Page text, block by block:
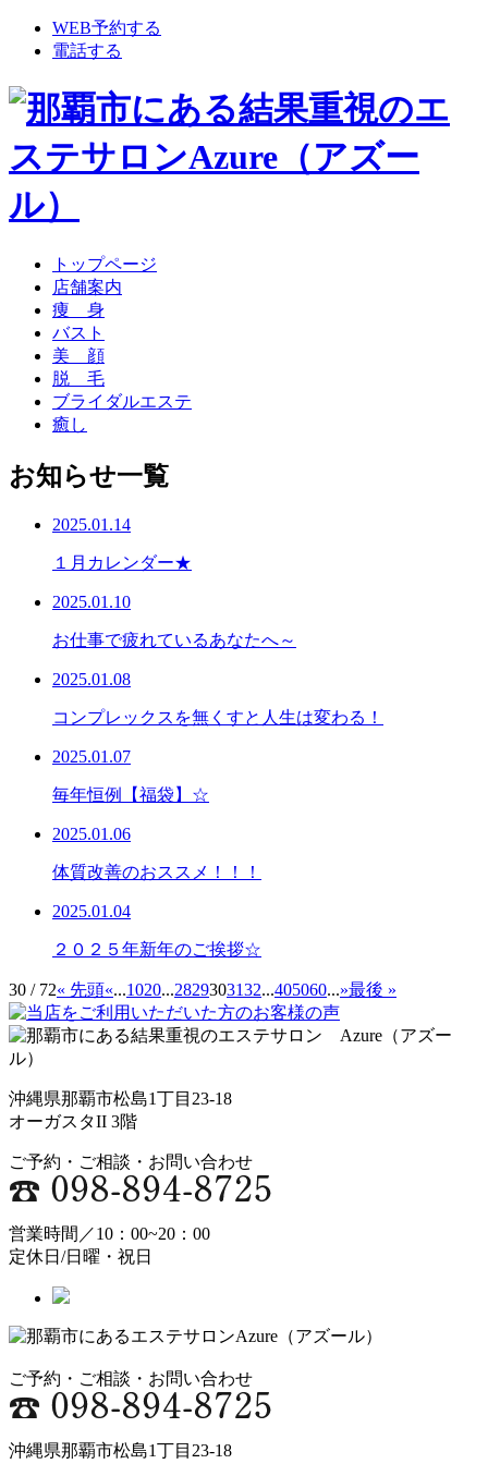
WEB予約する
電話する
トップページ
店舗案内
痩 身
バスト
美 顔
脱 毛
ブライダルエステ
癒し
お知らせ一覧
2025.01.14
１月カレンダー★
2025.01.10
お仕事で疲れているあなたへ～
2025.01.08
コンプレックスを無くすと人生は変わる！
2025.01.07
毎年恒例【福袋】☆
2025.01.06
体質改善のおススメ！！！
2025.01.04
２０２５年新年のご挨拶☆
30 / 72« 先頭«...1020...2829303132...405060...»最後 »
沖縄県那覇市松島1丁目23-18
オーガスタII 3階
ご予約・ご相談・お問い合わせ
営業時間／10：00~20：00
定休日/日曜・祝日
ご予約・ご相談・お問い合わせ
沖縄県那覇市松島1丁目23-18